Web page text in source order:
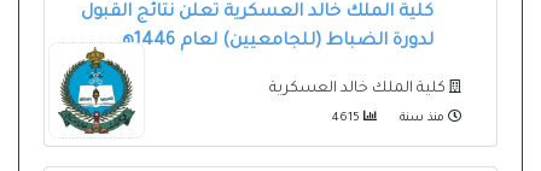
كلية الملك خالد العسكرية تعلن نتائج القبول
لدورة الضباط (للجامعيين) لعام 1446هـ
كلية الملك خالد العسكرية
منذ سنة